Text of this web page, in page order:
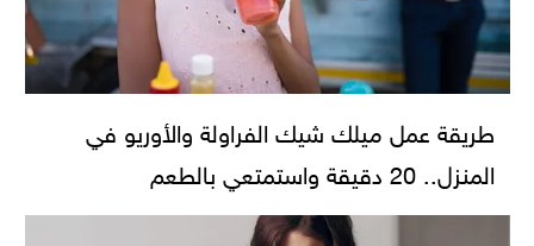
طريقة عمل ميلك شيك الفراولة والأوريو في
المنزل.. 20 دقيقة واستمتعي بالطعم